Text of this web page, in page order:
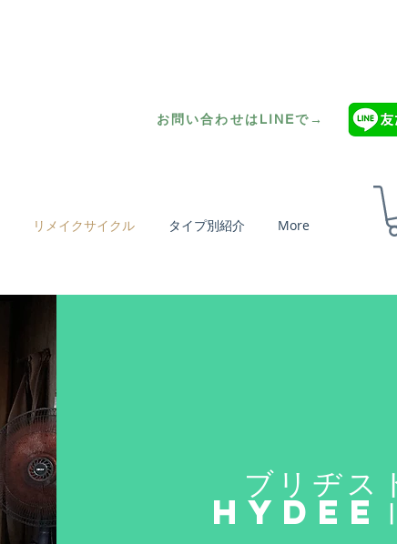
お問い合わせはLINEで→
リメイクサイクル タイプ別紹介 More
ブリヂ
HYDEEⅡ